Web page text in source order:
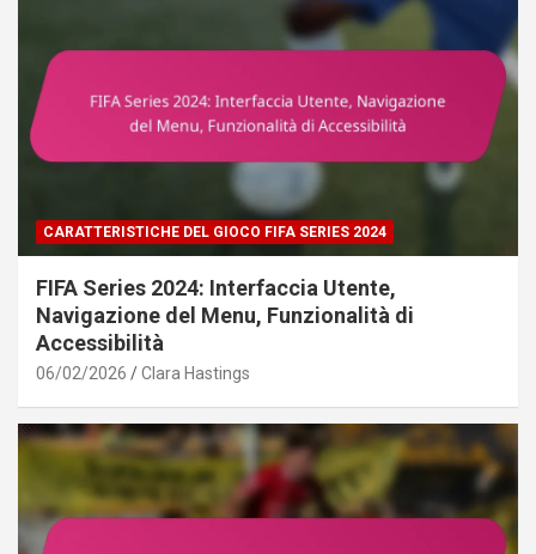
CARATTERISTICHE DEL GIOCO FIFA SERIES 2024
FIFA Series 2024: Interfaccia Utente,
Navigazione del Menu, Funzionalità di
Accessibilità
06/02/2026 Clara Hastings